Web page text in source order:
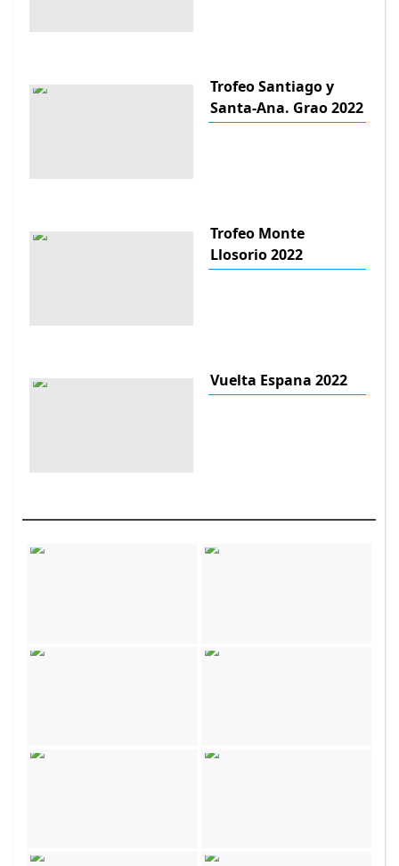
Trofeo Santiago y
Santa-Ana. Grao 2022
Trofeo Monte
Llosorio 2022
Vuelta Espana 2022